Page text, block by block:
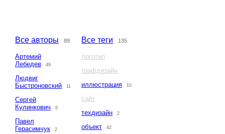
Все авторы 89
Артемий
Лебедев
49
Людвиг
Быстроновский
11
Сергей
Кулинкович
6
Павел
Герасимчук
2
Все теги 135
логотип
графдизайн
иллюстрация
10
сайт
техдизайн
2
объект 42